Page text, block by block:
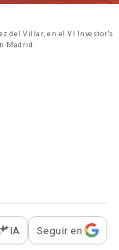
del Villar, en el VI Investor's
Madrid.
para
IA Seguir en